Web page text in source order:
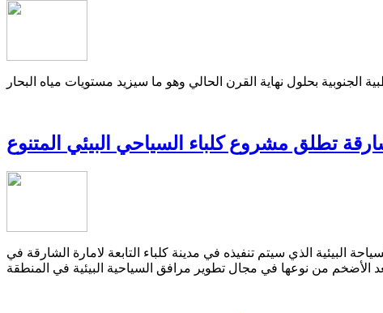
تطلق مشروع كلباء السياحي البيئي المتنوع
البيئية الذي سيتم تنفيذه في مدينة كلباء التابعة لامارة الشارقة في